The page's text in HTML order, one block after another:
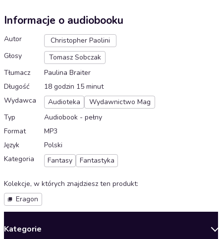
Informacje o audiobooku
Autor
Christopher Paolini
Głosy
Tomasz Sobczak
Tłumacz
Paulina Braiter
Długość
18 godzin 15 minut
Wydawca
Audioteka
Wydawnictwo Mag
Typ
Audiobook - pełny
Format
MP3
Język
Polski
Kategoria
Fantasy Fantastyka
Kolekcje, w których znajdziesz ten produkt:
Eragon
Kategorie